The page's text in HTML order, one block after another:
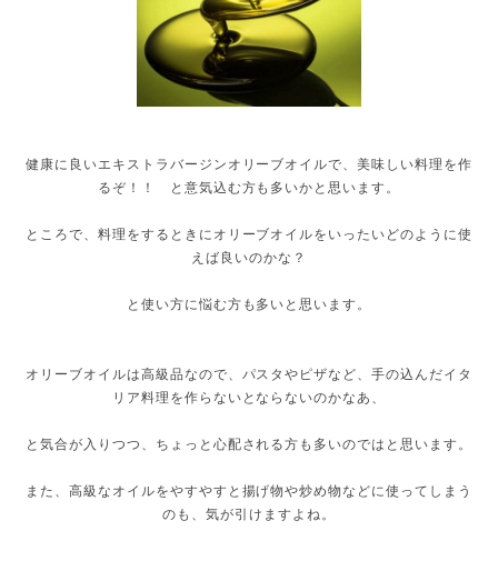
健康に良いエキストラバージンオリーブオイルで、美味しい料理を作
るぞ！！ と意気込む方も多いかと思います。
ところで、料理をするときにオリーブオイルをいったいどのように使
えば良いのかな？
と使い方に悩む方も多いと思います。
オリーブオイルは高級品なので、パスタやピザなど、手の込んだイタ
リア料理を作らないとならないのかなあ、
と気合が入りつつ、ちょっと心配される方も多いのではと思います。
また、高級なオイルをやすやすと揚げ物や炒め物などに使ってしまう
のも、気が引けますよね。